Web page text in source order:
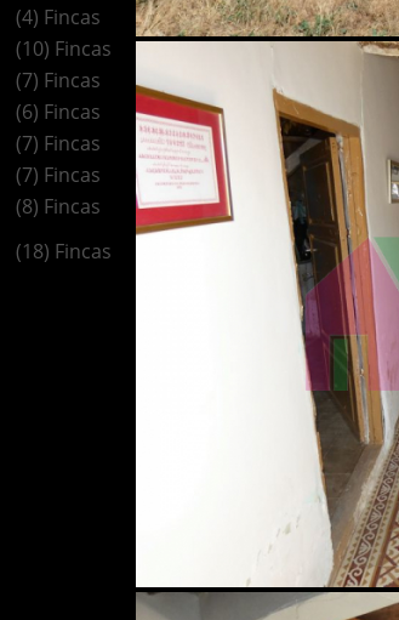
(4) Fincas
(10) Fincas
(7) Fincas
(6) Fincas
(7) Fincas
(7) Fincas
(8) Fincas
(18) Fincas